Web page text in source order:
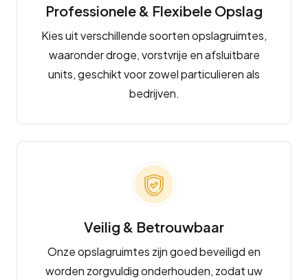
Professionele & Flexibele Opslag
Kies uit verschillende soorten opslagruimtes,
waaronder droge, vorstvrije en afsluitbare
units, geschikt voor zowel particulieren als
bedrijven.
Veilig & Betrouwbaar
Onze opslagruimtes zijn goed beveiligd en
worden zorgvuldig onderhouden, zodat uw